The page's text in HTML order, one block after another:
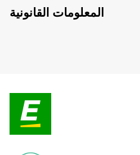
المعلومات القانونية